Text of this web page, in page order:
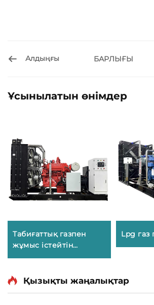
Алдыңғы БАРЛЫҒЫ
Ұсынылатын өнімдер
Табиғаттық газпен
жұмыс істейтін
қызметкер
Lpg газ
Қызықты жаңалықтар